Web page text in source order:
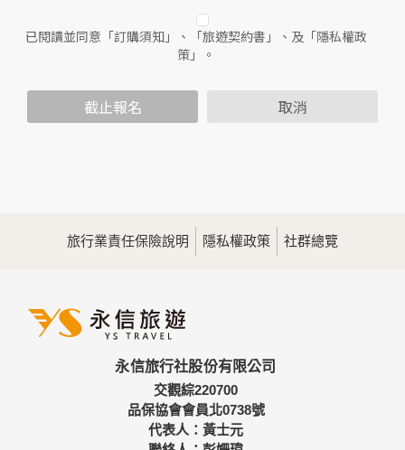
二、個人資料的蒐集、處理及利用方式
當您造訪本網站或使用本網站所提供之功能服務時，我們將視
範圍內處理及利用您的個人資料；非經您書面同意，本網站不
會將個人資料用於其他用途。
為提供精確的服務，我們會將收集的問卷調查內容進行統計與
分析，分析結果之統計數據或說明文字呈現，除供內部研究
三、資料之保護
備及必要的安全防護措施，加以保護網站及您的個人資料採用
嚴格的保護措施，只由經過授權的人員才能接觸您的個人資
料，相關處理人員皆簽有保密合約，如有違反保密義務者，將
會受到相關的法律處分。
如因業務需要有必要委託其他單位提供服務時，本網站亦會嚴
已閱讀並同意「訂購須知」、「旅遊契約書」、及「隱私權政
策」。
截止報名 取消
旅行業責任保險說明 隱私權政策 社群總覽
永信旅行社股份有限公司
交觀綜220700
品保協會會員北0738號
代表人：黃士元